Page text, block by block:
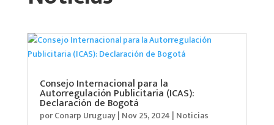
Consejo Internacional para la
Autorregulación Publicitaria (ICAS):
Declaración de Bogotá
porConarp Uruguay| Nov 25, 2024 | Noticias